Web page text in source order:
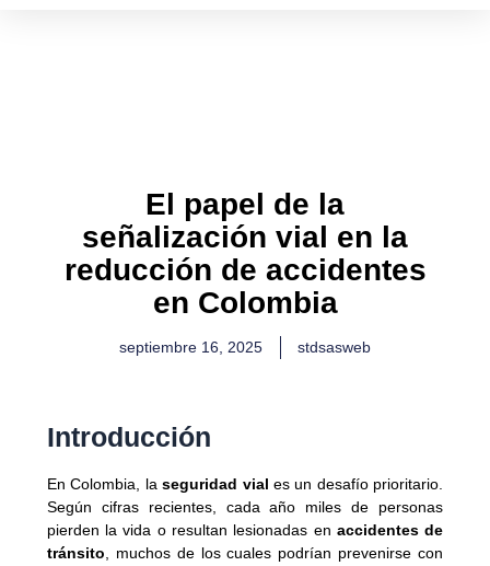
El papel de la
señalización vial en la
reducción de accidentes
en Colombia
septiembre 16, 2025 stdsasweb
Introducción
En Colombia, laseguridad vial es un desafío prioritario.
Según cifras recientes, cada año miles de personas
pierden la vida o resultan lesionadas enaccidentes de
tránsito , muchos de los cuales podrían prevenirse con